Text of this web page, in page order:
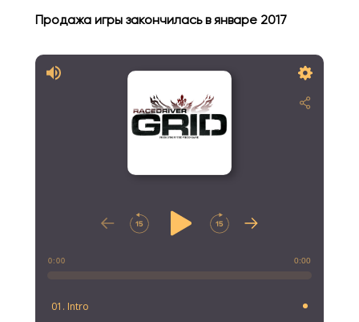
Продажа игры закончилась в январе 2017
0:00 0:00
01. Intro